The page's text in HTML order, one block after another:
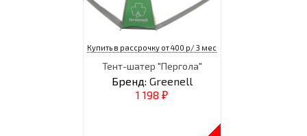
Купить в рассрочку от 400 р/ 3 мес
Тент-шатер "Пергола"
Бренд: Greenell
1 198 ₽